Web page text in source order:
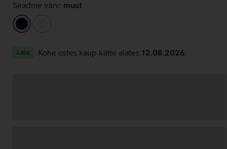
Seadme värv: must
must
Laos Kohe ostes kaup kätte alates 12.08.2026